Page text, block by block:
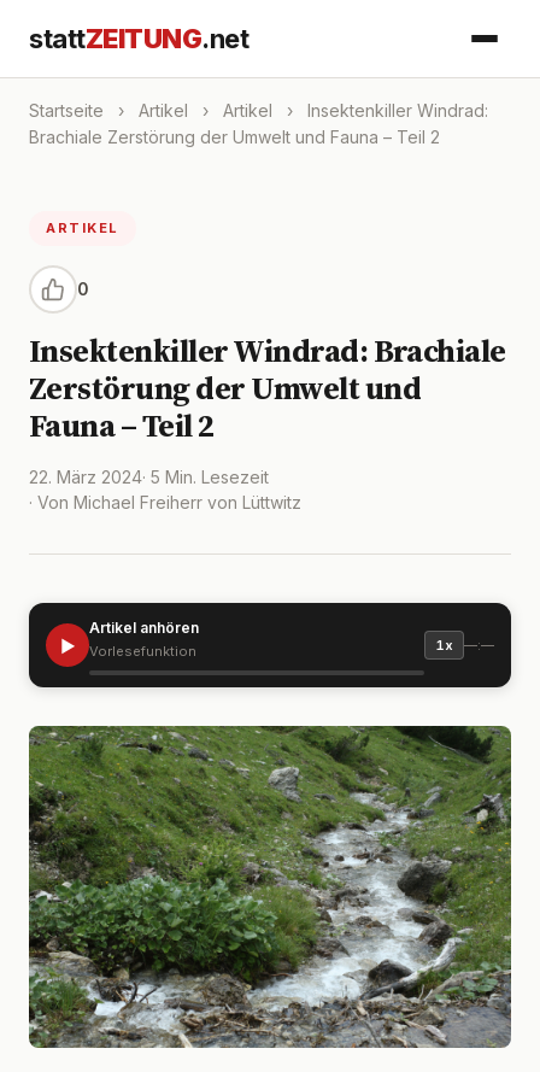
stattZEITUNG.net
Startseite › Artikel › Artikel ›
Insektenkiller Windrad:
Brachiale Zerstörung der Umwelt und Fauna – Teil 2
ARTIKEL
0
Insektenkiller Windrad: Brachiale
Zerstörung der Umwelt und
Fauna – Teil 2
22. März 2024· 5 Min. Lesezeit
· Von Michael Freiherr von Lüttwitz
▶
Artikel anhören
Vorlesefunktion 1x —:—